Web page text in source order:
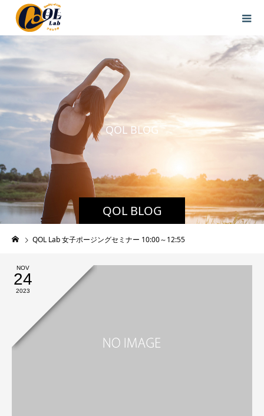
QOL BLOG
QOL BLOG
QOL Lab 女子ポージングセミナー 10:00～12:55
NOV
24
2023